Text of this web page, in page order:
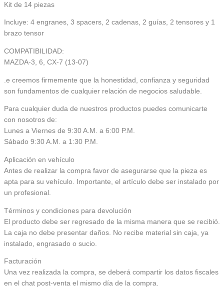
Kit de 14 piezas
Incluye: 4 engranes, 3 spacers, 2 cadenas, 2 guías, 2 tensores y 1
brazo tensor
COMPATIBILIDAD:
MAZDA-3, 6, CX-7 (13-07)
.e creemos firmemente que la honestidad, confianza y seguridad
son fundamentos de cualquier relación de negocios saludable.
Para cualquier duda de nuestros productos puedes comunicarte
con nosotros de:
Lunes a Viernes de 9:30 A.M. a 6:00 P.M.
Sábado 9:30 A.M. a 1:30 P.M.
Aplicación en vehículo
Antes de realizar la compra favor de asegurarse que la pieza es
apta para su vehículo. Importante, el artículo debe ser instalado por
un profesional.
Términos y condiciones para devolución
El producto debe ser regresado de la misma manera que se recibió.
La caja no debe presentar daños. No recibe material sin caja, ya
instalado, engrasado o sucio.
Facturación
Una vez realizada la compra, se deberá compartir los datos fiscales
en el chat post-venta el mismo día de la compra.